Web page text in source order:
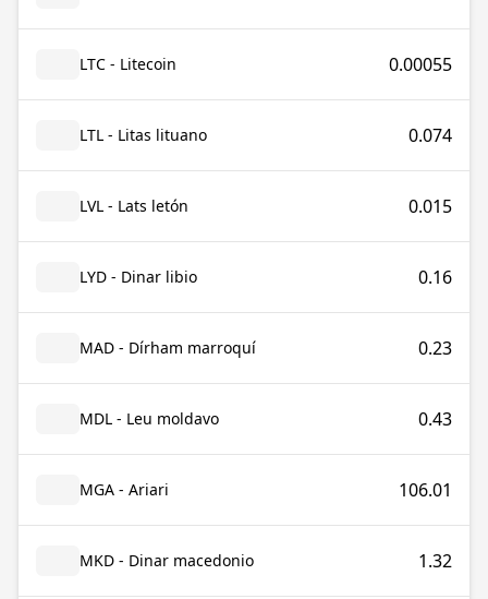
LTC - Litecoin 0.00055
LTL - Litas lituano 0.074
LVL - Lats letón 0.015
LYD - Dinar libio 0.16
MAD - Dírham marroquí 0.23
MDL - Leu moldavo 0.43
MGA - Ariari 106.01
MKD - Dinar macedonio 1.32